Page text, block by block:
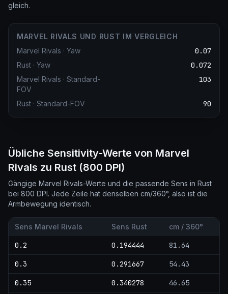
gleich.
MARVEL RIVALS UND RUST IM VERGLEICH
Marvel Rivals · Yaw 0.07
Rust · Yaw 0.072
Marvel Rivals · Standard-
FOV
103
Rust · Standard-FOV 90
Übliche Sensitivity-Werte von Marvel
Rivals zu Rust (800 DPI)
Gängige Marvel Rivals-Werte und die passende Sens in Rust
bei 800 DPI. Jede Zeile hat denselben cm/360°, also ist die
Armbewegung identisch.
Sens Marvel Rivals Sens Rust cm / 360°
0.2 0.194444 81.64
0.3 0.291667 54.43
0.35 0.340278 46.65